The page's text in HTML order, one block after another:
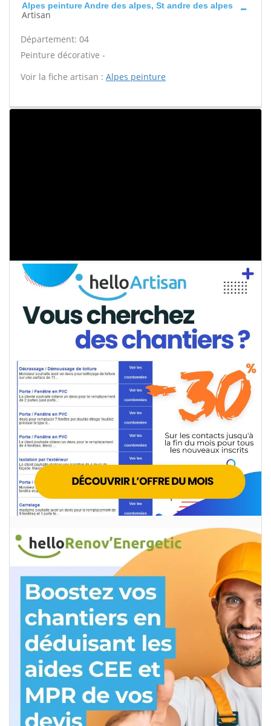
Alpes peinture Andre des alpes, St andre des alpes
Artisan
Département: 04
Peinture décorative -
Voir la fiche artisan : Alpes peinture